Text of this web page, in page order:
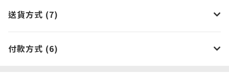
送貨方式 (7)
付款方式 (6)